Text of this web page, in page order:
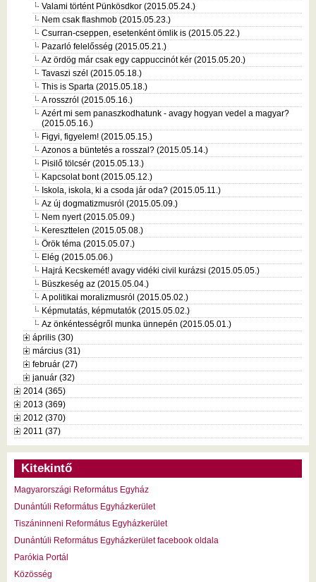
Valami történt Pünkösdkor (2015.05.24.)
Nem csak flashmob (2015.05.23.)
Csurran-cseppen, esetenként ömlik is (2015.05.22.)
Pazarló felelősség (2015.05.21.)
Az ördög már csak egy cappuccinót kér (2015.05.20.)
Tavaszi szél (2015.05.18.)
This is Sparta (2015.05.18.)
A rosszról (2015.05.16.)
Azért mi sem panaszkodhatunk - avagy hogyan vedel a magyar?
(2015.05.16.)
Figyi, figyelem! (2015.05.15.)
Azonos a büntetés a rosszal? (2015.05.14.)
Pisilő tölcsér (2015.05.13.)
Kapcsolat bont (2015.05.12.)
Iskola, iskola, ki a csoda jár oda? (2015.05.11.)
Az új dogmatizmusról (2015.05.09.)
Nem nyert (2015.05.09.)
Kereszttelen (2015.05.08.)
Örök téma (2015.05.07.)
Elég (2015.05.06.)
Hajrá Kecskemét! avagy vidéki civil kurázsi (2015.05.05.)
Büszkeség az (2015.05.04.)
A politikai moralizmusról (2015.05.02.)
Képmutatás, képmutatók (2015.05.02.)
Az önkéntességről munka ünnepén (2015.05.01.)
április (30)
március (31)
február (27)
január (32)
2014 (365)
2013 (369)
2012 (370)
2011 (37)
Kitekintő
Magyarországi Református Egyház
Dunántúli Református Egyházkerület
Tiszáninneni Református Egyházkerület
Dunántúli Református Egyházkerület facebook oldala
Parókia Portál
Közösség